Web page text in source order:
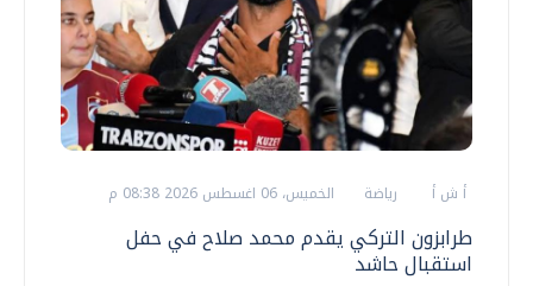
أ ش أ رياضة الخميس، 06 اغسطس 2026 08:38 م
طرابزون التركي يقدم محمد صلاح في حفل
استقبال حاشد